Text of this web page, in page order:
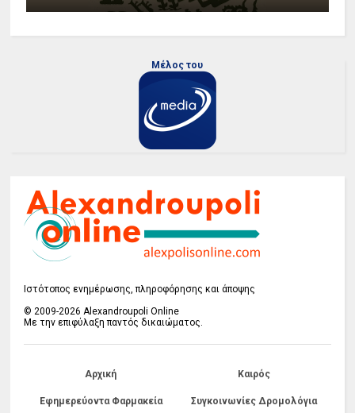
Μέλος του
Ιστότοπος ενημέρωσης, πληροφόρησης και άποψης
© 2009-2026 Alexandroupoli Online
Με την επιφύλαξη παντός δικαιώματος.
Αρχική Καιρός
Εφημερεύοντα Φαρμακεία Συγκοινωνίες Δρομολόγια